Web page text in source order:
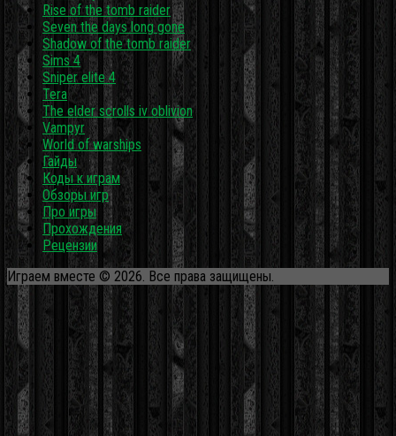
Rise of the tomb raider
Seven the days long gone
Shadow of the tomb raider
Sims 4
Sniper elite 4
Tera
The elder scrolls iv oblivion
Vampyr
World of warships
Гайды
Коды к играм
Обзоры игр
Про игры
Прохождения
Рецензии
Играем вместе © 2026. Все права защищены.